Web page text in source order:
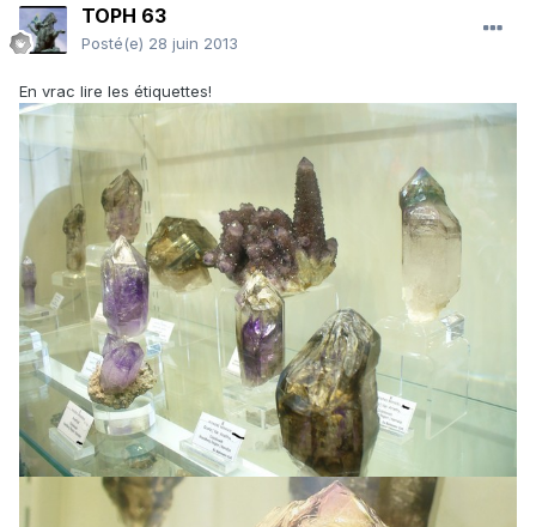
TOPH 63
Posté(e) 28 juin 2013
En vrac lire les étiquettes!